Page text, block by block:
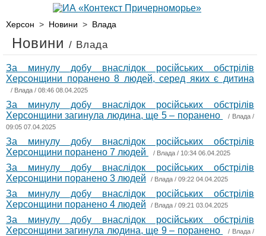
Херсон > Новини > Влада
Новини / Влада
За минулу добу внаслідок російських обстрілів
Херсонщини поранено 8 людей, серед яких є дитина
/ Влада / 08:46 08.04.2025
За минулу добу внаслідок російських обстрілів
Херсонщини загинула людина, ще 5 – поранено
/ Влада/
09:05 07.04.2025
За минулу добу внаслідок російських обстрілів
Херсонщини поранено 7 людей
/ Влада / 10:34 06.04.2025
За минулу добу внаслідок російських обстрілів
Херсонщини поранено 3 людей
/ Влада / 09:22 04.04.2025
За минулу добу внаслідок російських обстрілів
Херсонщини поранено 4 людей
/ Влада / 09:21 03.04.2025
За минулу добу внаслідок російських обстрілів
Херсонщини загинула людина, ще 9 – поранено
/ Влада/